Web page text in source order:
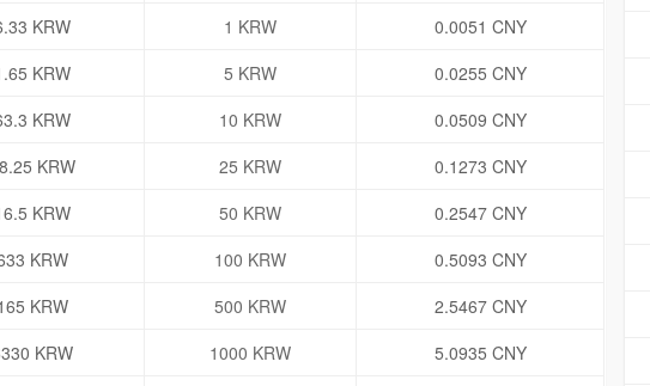
KRW 1 KRW
0.0051 CNY
KRW 5 KRW
0.0255 CNY
KRW 10 KRW
0.0509 CNY
KRW 25 KRW
0.1273 CNY
KRW 50 KRW
0.2547 CNY
KRW 100 KRW
0.5093 CNY
KRW 500 KRW
2.5467 CNY
KRW 1000 KRW
5.0935 CNY